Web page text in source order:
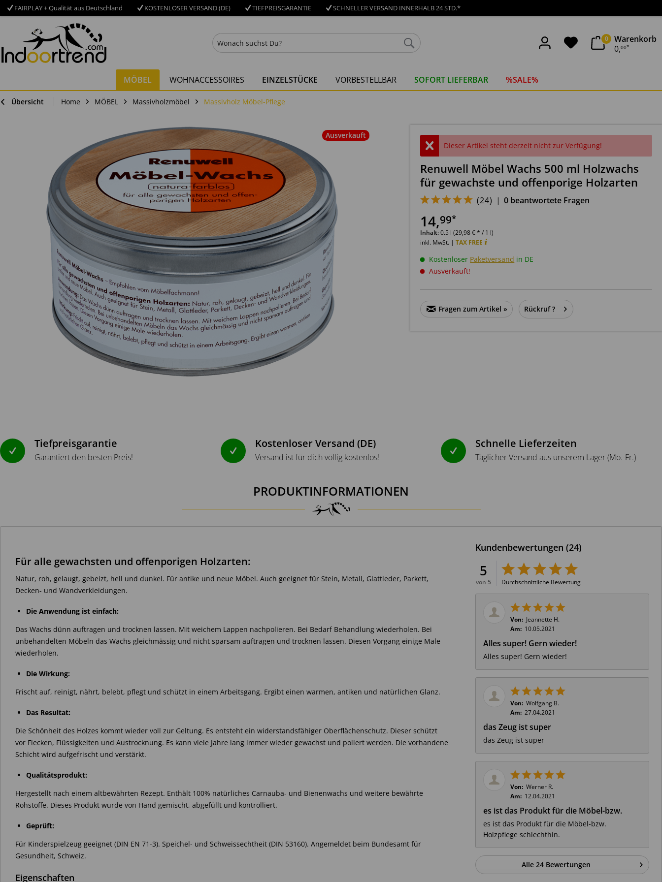
FAIRPLAY + Qualität aus Deutschland KOSTENLOSER VERSAND (DE) TIEFPREISGARANTIE SCHNELLER VERSAND INNERHALB 24 STD.*
0
Warenkorb
0,00*
MÖBEL WOHNACCESSOIRES EINZELSTÜCKE VORBESTELLBAR SOFORT LIEFERBAR %SALE%
Übersicht Home MÖBEL Massivholzmöbel Massivholz Möbel-Pflege
Ausverkauft
Dieser Artikel steht derzeit nicht zur Verfügung!
Renuwell Möbel Wachs 500 ml Holzwachs
für gewachste und offenporige Holzarten
(24) | 0 beantwortete Fragen
14,99*
Inhalt:0.5 l (29,98 € * / 1 l)
inkl. MwSt. |TAX FREE
Kostenloser Paketversand in DE
Ausverkauft!
Fragen zum Artikel » Rückruf ?
Tiefpreisgarantie
Garantiert den besten Preis!
Kostenloser Versand (DE)
Versand ist für dich völlig kostenlos!
Schnelle Lieferzeiten
Täglicher Versand aus unserem Lager (Mo.-Fr.)
PRODUKTINFORMATIONEN
Für alle gewachsten und offenporigen Holzarten:
Natur, roh, gelaugt, gebeizt, hell und dunkel. Für antike und neue Möbel. Auch geeignet für Stein, Metall, Glattleder, Parkett,
Decken- und Wandverkleidungen.
Die Anwendung ist einfach:
Das Wachs dünn auftragen und trocknen lassen. Mit weichem Lappen nachpolieren. Bei Bedarf Behandlung wiederholen. Bei
unbehandelten Möbeln das Wachs gleichmässig und nicht sparsam auftragen und trocknen lassen. Diesen Vorgang einige Male
wiederholen.
Die Wirkung:
Frischt auf, reinigt, nährt, belebt, pflegt und schützt in einem Arbeitsgang. Ergibt einen warmen, antiken und natürlichen Glanz.
Das Resultat:
Die Schönheit des Holzes kommt wieder voll zur Geltung. Es entsteht ein widerstandsfähiger Oberflächenschutz. Dieser schützt
vor Flecken, Flüssigkeiten und Austrocknung. Es kann viele Jahre lang immer wieder gewachst und poliert werden. Die vorhandene
Schicht wird aufgefrischt und verstärkt.
Qualitätsprodukt:
Hergestellt nach einem altbewährten Rezept. Enthält 100% natürliches Carnauba- und Bienenwachs und weitere bewährte
Rohstoffe. Dieses Produkt wurde von Hand gemischt, abgefüllt und kontrolliert.
Geprüft:
Für Kinderspielzeug geeignet (DIN EN 71-3). Speichel- und Schweissechtheit (DIN 53160). Angemeldet beim Bundesamt für
Gesundheit, Schweiz.
Eigenschaften
Kundenbewertungen(24)
5
von 5 Durchschnittliche Bewertung
Von: Jeannette H.
Am: 10.05.2021
Alles super! Gern wieder!
Alles super! Gern wieder!
Von: Wolfgang B.
Am: 27.04.2021
das Zeug ist super
das Zeug ist super
Von: Werner R.
Am: 12.04.2021
es ist das Produkt für die Möbel-bzw.
es ist das Produkt für die Möbel-bzw.
Holzpflege schlechthin.
Alle 24 Bewertungen